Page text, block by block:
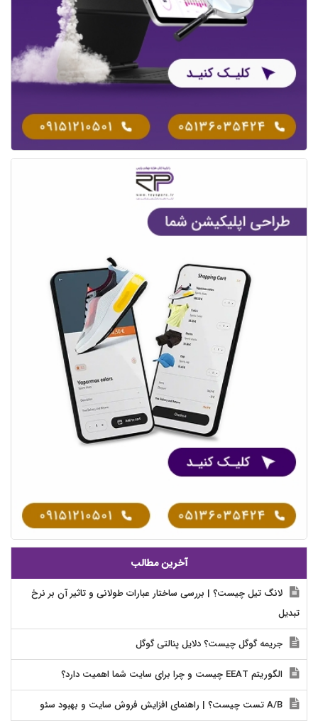
آخرین مطالب
لانگ تیل چیست؟ | بررسی ساختار عبارات طولانی و تاثیر آن بر نرخ
تبدیل
جریمه گوگل چیست؟ دلایل پنالتی گوگل
الگوریتم EEAT چیست و چرا برای سایت شما اهمیت دارد؟